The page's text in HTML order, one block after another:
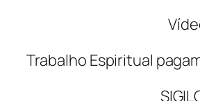
Trabalho Espiritual